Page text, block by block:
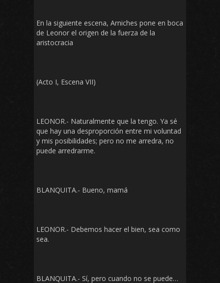
En la siguiente escena, Arniches pone en boca
de Leonor el origen de la fuerza de la
aristocracia
(Acto I, Escena VII)
LEONOR.- Naturalmente que la tengo. Ya sé
que hay una desproporción entre mi voluntad
y mis posibilidades; pero no me arredra, no
puede arredrarme.
BLANQUITA.- Bueno, mamá
LEONOR.- Debemos hacer el bien, sea como
sea.
BLANQUITA.- Sí, pero cuando no se puede…